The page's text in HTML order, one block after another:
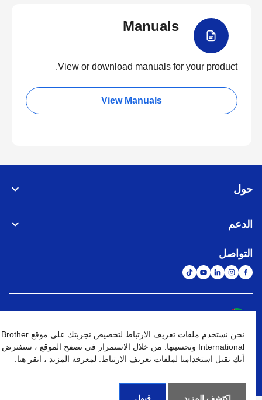
Manuals
View or download manuals for your product.
View Manuals
حول
الدعم
التواصل
نهج الخصوصية شروط الإستخدام خريطة الموقع الإنتقال إلى الموقع العالمي
نحن نستخدم ملفات تعريف الارتباط لتخصيص تجربتك على موقع Brother
International وتحسينها. من خلال الاستمرار في تصفح الموقع ، سنفترض
أنك تقبل استخدامنا لملفات تعريف الارتباط. لمعرفة المزيد ، انقر هنا.